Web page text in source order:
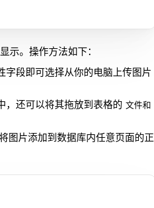
显示。操作方法如下：
字段即可选择从你的电脑上传图片
，还可以将其拖放到表格的 文件和
图片添加到数据库内任意页面的正